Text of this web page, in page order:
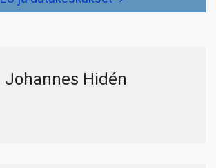
Johannes Hidén